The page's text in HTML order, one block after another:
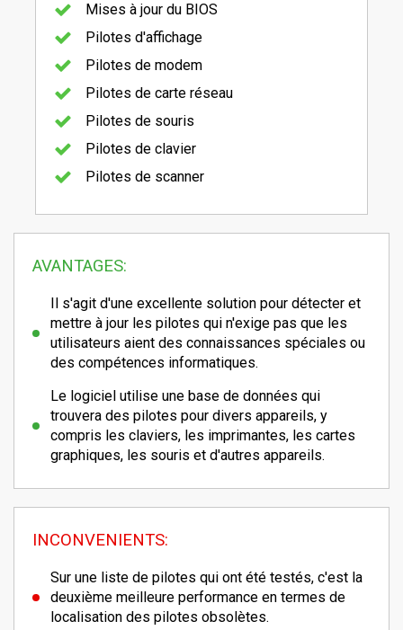
Mises à jour du BIOS
Pilotes d'affichage
Pilotes de modem
Pilotes de carte réseau
Pilotes de souris
Pilotes de clavier
Pilotes de scanner
AVANTAGES:
Il s'agit d'une excellente solution pour détecter et
mettre à jour les pilotes qui n'exige pas que les
utilisateurs aient des connaissances spéciales ou
des compétences informatiques.
Le logiciel utilise une base de données qui
trouvera des pilotes pour divers appareils, y
compris les claviers, les imprimantes, les cartes
graphiques, les souris et d'autres appareils.
INCONVENIENTS:
Sur une liste de pilotes qui ont été testés, c'est la
deuxième meilleure performance en termes de
localisation des pilotes obsolètes.